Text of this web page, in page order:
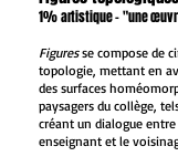
NOUVEAU
1% artistique - "une
Figuresse compose de
topologie, mettant en
des surfaces
paysagers du collège,
créant un dialogue
enseignant et le